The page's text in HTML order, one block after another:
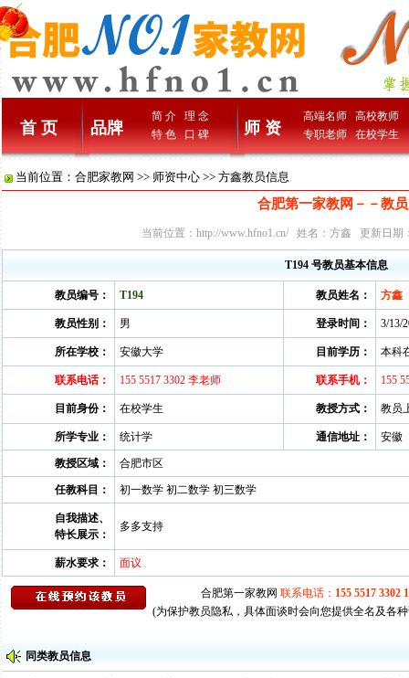
首 页 品牌
简 介
理 念
特 色
口 碑 师 资
高端名师
高校教师
专职老师
在校学生
当前位置： 合肥家教网 >> 师资中心 >> 方鑫教员信息
合肥第一家教网－－教
当前位置： http://www.hfno1.cn/ 姓名：方鑫 更新日期
T194 号教员基本信息
教员编号： T194 教员姓名： 方鑫
教员性别： 男 登录时间： 3/13/
所在学校： 安徽大学 目前学历： 本科
联系电话： 155 5517 3302 李老师 联系手机： 155
目前身份： 在校学生 教授方式： 教员
所学专业： 统计学 通信地址： 安徽
教授区域： 合肥市区
任教科目： 初一数学 初二数学 初三数学
自我描述、
特长展示：
多多支持
薪水要求： 面议
(为保护教员隐私，具体面谈时会向您提供全名及各
同类教员信息